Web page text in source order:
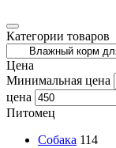
Категории товаров
Цена
Минимальная цена
цена
Питомец
Собака 114